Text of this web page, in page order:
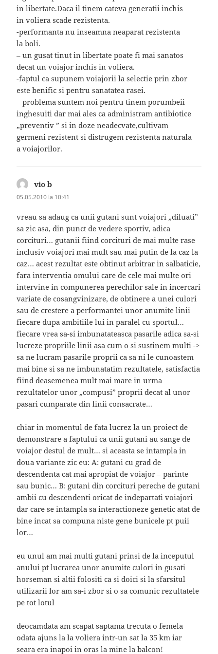
in libertate.Daca il tinem cateva generatii inchis
in voliera scade rezistenta.
-performanta nu inseamna neaparat rezistenta
la boli.
– un gusat tinut in libertate poate fi mai sanatos
decat un voiajor inchis in voliera.
-faptul ca supunem voiajorii la selectie prin zbor
este benific si pentru sanatatea rasei.
– problema suntem noi pentru tinem porumbeii
inghesuiti dar mai ales ca administram antibiotice
„preventiv ” si in doze neadecvate,cultivam
germeni rezistent si distrugem rezistenta naturala
a voiajorilor.
vio b
05.05.2010 la 10:41
vreau sa adaug ca unii gutani sunt voiajori „diluati”
sa zic asa, din punct de vedere sportiv, adica
corcituri… gutanii fiind corcituri de mai multe rase
inclusiv voiajori mai mult sau mai putin de la caz la
caz… acest rezultat este obtinut arbitrar in salbaticie,
fara interventia omului care de cele mai multe ori
intervine in compunerea perechilor sale in incercari
variate de cosangvinizare, de obtinere a unei culori
sau de crestere a performantei unor anumite linii
fiecare dupa ambitiile lui in paralel cu sportul…
fiecare vrea sa-si imbunatateasca pasarile adica sa-si
lucreze propriile linii asa cum o si sustinem multi ->
sa ne lucram pasarile proprii ca sa ni le cunoastem
mai bine si sa ne imbunatatim rezultatele, satisfactia
fiind deasemenea mult mai mare in urma
rezultatelor unor „compusi” proprii decat al unor
pasari cumparate din linii consacrate…
chiar in momentul de fata lucrez la un proiect de
demonstrare a faptului ca unii gutani au sange de
voiajor destul de mult… si aceasta se intampla in
doua variante zic eu: A: gutani cu grad de
descendenta cat mai apropiat de voiajor – parinte
sau bunic… B: gutani din corcituri pereche de gutani
ambii cu descendenti oricat de indepartati voiajori
dar care se intampla sa interactioneze genetic atat de
bine incat sa compuna niste gene bunicele pt puii
lor…
eu unul am mai multi gutani prinsi de la inceputul
anului pt lucrarea unor anumite culori in gusati
horseman si altii folositi ca si doici si la sfarsitul
utilizarii lor am sa-i zbor si o sa comunic rezultatele
pe tot lotul
deocamdata am scapat saptama trecuta o femela
odata ajuns la la voliera intr-un sat la 35 km iar
seara era inapoi in oras la mine la balcon!